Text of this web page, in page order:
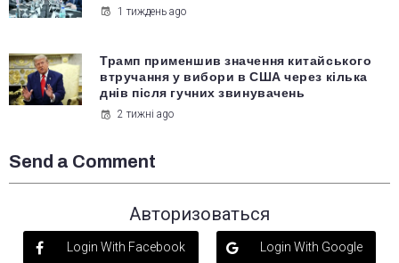
1 тиждень ago
Трамп применшив значення китайського
втручання у вибори в США через кілька
днів після гучних звинувачень
2 тижні ago
Send a Comment
Авторизоваться
Login With Facebook Login With Google